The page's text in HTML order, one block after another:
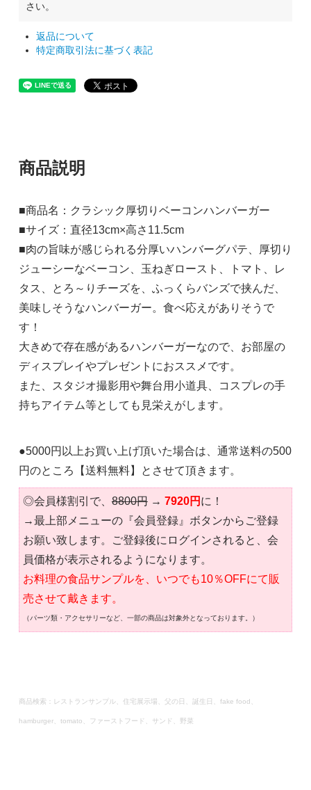
さい。
返品について
特定商取引法に基づく表記
商品説明
■商品名：クラシック厚切りベーコンハンバーガー
■サイズ：直径13cm×高さ11.5cm
■肉の旨味が感じられる分厚いハンバーグパテ、厚切り
ジューシーなベーコン、玉ねぎロースト、トマト、レ
タス、とろ～りチーズを、ふっくらバンズで挟んだ、
美味しそうなハンバーガー。食べ応えがありそうで
す！
大きめで存在感があるハンバーガーなので、お部屋の
ディスプレイやプレゼントにおススメです。
また、スタジオ撮影用や舞台用小道具、コスプレの手
持ちアイテム等としても見栄えがします。
●5000円以上お買い上げ頂いた場合は、通常送料の500
円のところ【送料無料】とさせて頂きます。
◎会員様割引で、8800円→ 7920円 に！
→最上部メニューの『会員登録』ボタンからご登録
お願い致します。ご登録後にログインされると、会
員価格が表示されるようになります。
お料理の食品サンプルを、いつでも10％OFFにて販
売させて戴きます。
（パーツ類・アクセサリーなど、一部の商品は対象外となっております。）
商品検索：レストランサンプル、住宅展示場、父の日、誕生日、fake food、
hamburger、tomato、ファーストフード、サンド、野菜